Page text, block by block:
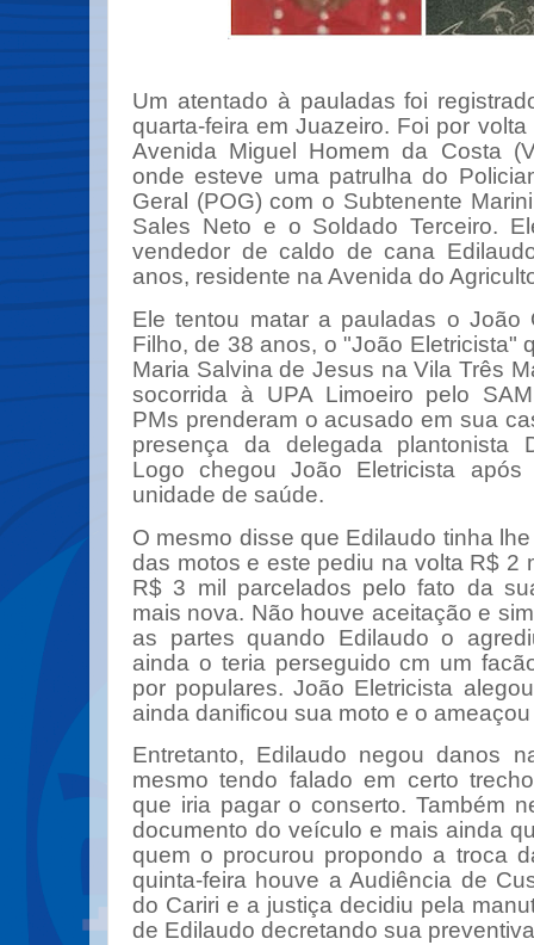
Um atentado à pauladas foi
quarta-feira em Juazeiro. Foi por
Avenida Miguel Homem da Costa
onde esteve uma patrulha do
Geral (POG) com o Subtenente
Sales Neto e o Soldado Terceiro.
vendedor de caldo de cana
anos, residente na Avenida do
Ele tentou matar a pauladas o João
Filho, de 38 anos, o "João Eletricista"
Maria Salvina de Jesus na Vila Três
socorrida à UPA Limoeiro pelo
PMs prenderam o acusado em sua
presença da delegada plantonista
Logo chegou João Eletricista após
unidade de saúde.
O mesmo disse que Edilaudo tinha
das motos e este pediu na volta R$ 2
R$ 3 mil parcelados pelo fato da
mais nova. Não houve aceitação e
as partes quando Edilaudo o
ainda o teria perseguido cm um
por populares. João Eletricista
ainda danificou sua moto e o
Entretanto, Edilaudo negou danos
mesmo tendo falado em certo
que iria pagar o conserto. Também
documento do veículo e mais ainda
quem o procurou propondo a troca
quinta-feira houve a Audiência de
do Cariri e a justiça decidiu pela
de Edilaudo decretando sua